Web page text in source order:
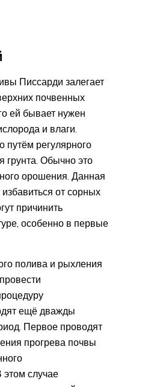
Писсарди залегает
почвенных
ей бывает нужен
и влаги.
путём регулярного
грунта. Обычно это
орошения. Данная
от сорных
причинить
особенно в первые
полива и рыхления
ещё дважды
Первое проводят
прогрева почвы
случае